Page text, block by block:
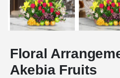
Floral
Akebia Fruits